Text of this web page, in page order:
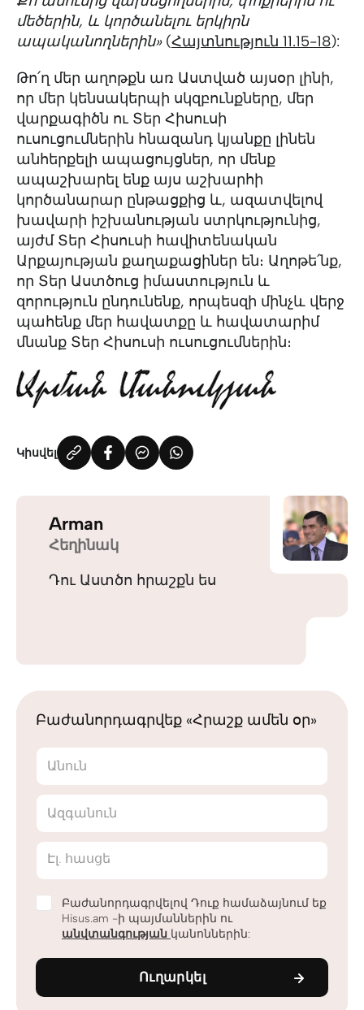
մեծերին, և կործանելու երկիրն
ապականողներին»(Հայտնություն 11.15-18):
Թո՛ղ մեր աղոթքն առ Աստված այսօր լինի,
որ մեր կենսակերպի սկզբունքները, մեր
վարքագիծն ու Տեր Հիսուսի
ուսուցումներին հնազանդ կյանքը լինեն
անհերքելի ապացույցներ, որ մենք
ապաշխարել ենք այս աշխարհի
կործանարար ընթացքից և, ազատվելով
խավարի իշխանության ստրկությունից,
այժմ Տեր Հիսուսի հավիտենական
Արքայության քաղաքացիներ են։ Աղոթե՛նք,
որ Տեր Աստծուց իմաստություն և
զորություն ընդունենք, որպեսզի մինչև վերջ
պահենք մեր հավատքը և հավատարիմ
մնանք Տեր Հիսուսի ուսուցումներին։
Կիսվել
Arman
Հեղինակ
Դու Աստծո հրաշքն ես
Բաժանորդագրվեք «Հրաշք ամեն օր»
Անուն
Ազգանուն
Էլ. հասցե
Բաժանորդագրվելով Դուք համաձայնում եք
Hisus.am -ի պայմաններին ու
անվտանգության կանոններին:
Ուղարկել